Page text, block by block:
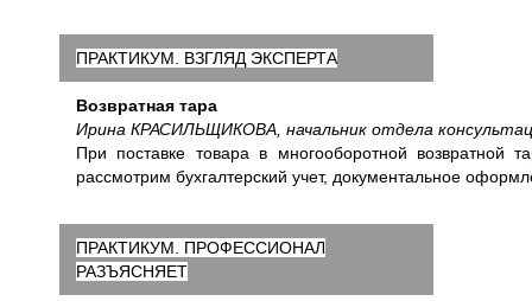
ПРАКТИКУМ. ВЗГЛЯД ЭКСПЕРТА
Возвратная тара
Ирина КРАСИЛЬЩИКОВА, начальник отдела
При поставке товара в многооборотной возвратной
рассмотрим бухгалтерский учет, документальное
ПРАКТИКУМ. ПРОФЕССИОНАЛ
РАЗЪЯСНЯЕТ